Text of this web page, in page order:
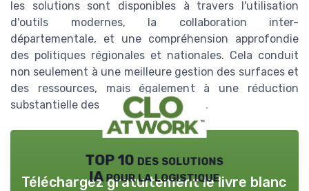
les solutions sont disponibles à travers l'utilisation
d'outils modernes, la collaboration inter-
départementale, et une compréhension approfondie
des politiques régionales et nationales. Cela conduit
non seulement à une meilleure gestion des surfaces et
des ressources, mais également à une réduction
substantielle des coûts opérationnels.
TOP 10 des solutions
IA pour la logistique
Téléchargez gratuitement le livre blanc